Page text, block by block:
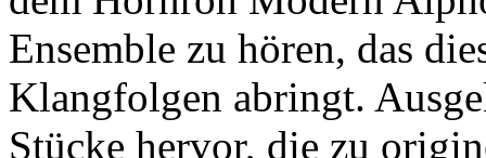
Ensemble zu hören, das
Klangfolgen abringt.
Stücke hervor, die zu